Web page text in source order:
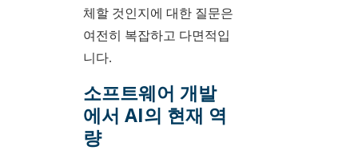
체할 것인지에 대한 질문은
여전히 복잡하고 다면적입
니다.
소프트웨어 개발
에서 AI의 현재 역
량